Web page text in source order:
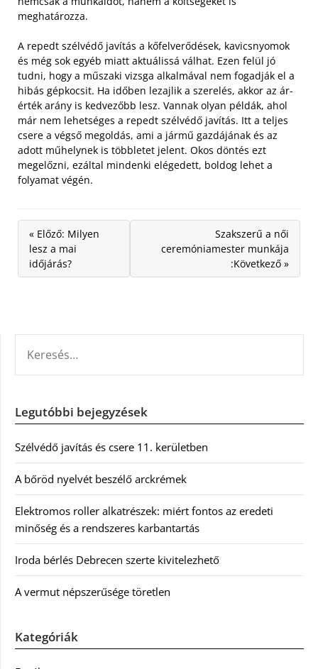
meghatározza.
A repedt szélvédő javítás a kőfelverődések, kavicsnyomok
és még sok egyéb miatt aktuálissá válhat. Ezen felül jó
tudni, hogy a műszaki vizsga alkalmával nem fogadják el a
hibás gépkocsit. Ha időben lezajlik a szerelés, akkor az ár-
érték arány is kedvezőbb lesz. Vannak olyan példák, ahol
már nem lehetséges a repedt szélvédő javítás. Itt a teljes
csere a végső megoldás, ami a jármű gazdájának és az
adott műhelynek is többletet jelent. Okos döntés ezt
megelőzni, ezáltal mindenki elégedett, boldog lehet a
folyamat végén.
« Előző: Milyen
lesz a mai
időjárás?
Szakszerű a női
ceremóniamester munkája
:Következő »
Legutóbbi bejegyzések
Szélvédő javítás és csere 11. kerületben
A bőröd nyelvét beszélő arckrémek
Elektromos roller alkatrészek: miért fontos az eredeti
minőség és a rendszeres karbantartás
Iroda bérlés Debrecen szerte kivitelezhető
A vermut népszerűsége töretlen
Kategóriák